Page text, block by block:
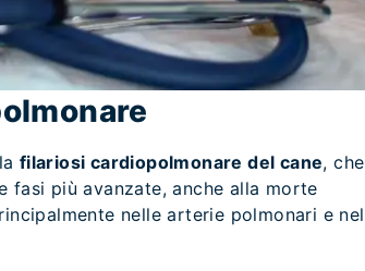
filariosi cardiopolmonare del cane, che
fasi più avanzate, anche alla morte
nelle arterie polmonari e nel